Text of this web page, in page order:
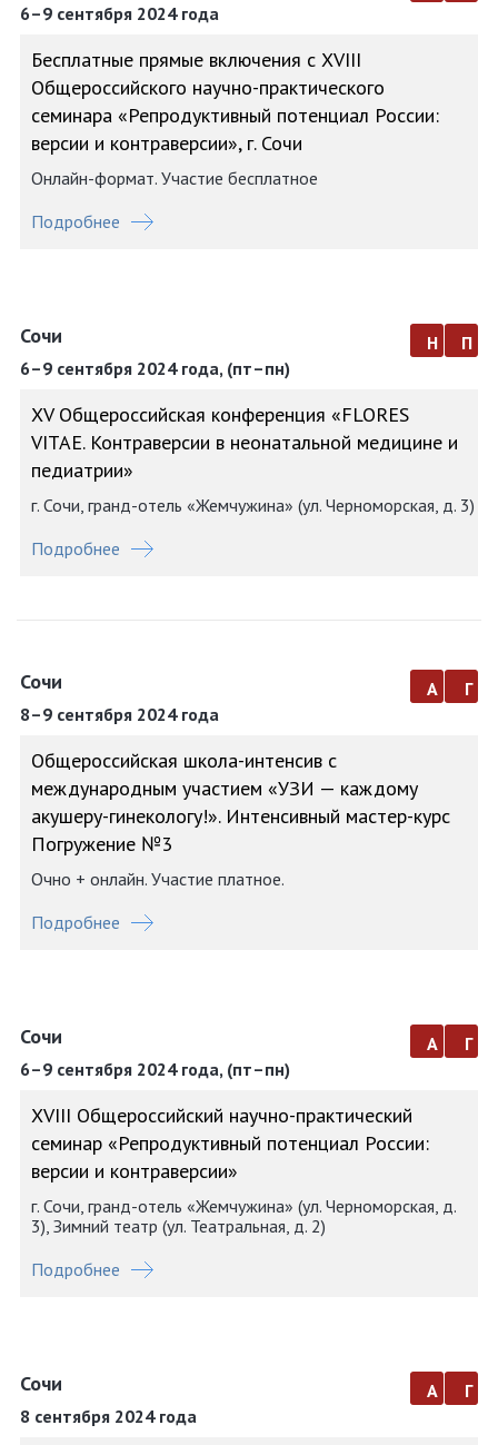
6–9 сентября 2024 года
Бесплатные прямые включения с XVIII
Общероссийского научно-практического
семинара «Репродуктивный потенциал России:
версии и контраверсии», г. Сочи
Онлайн-формат. Участие бесплатное
Подробнее
Сочи
6–9 сентября 2024 года, (пт–пн)
н п
XV Общероссийская конференция «FLORES
VITAE. Контраверсии в неонатальной медицине и
педиатрии»
г. Сочи, гранд-отель «Жемчужина» (ул. Черноморская, д. 3)
Подробнее
Сочи
8–9 сентября 2024 года
а г
Общероссийская школа-интенсив с
международным участием «УЗИ — каждому
акушеру-гинекологу!». Интенсивный мастер-курс
Погружение №3
Очно + онлайн. Участие платное.
Подробнее
Сочи
6–9 сентября 2024 года, (пт–пн)
а г
XVIII Общероссийский научно-практический
семинар «Репродуктивный потенциал России:
версии и контраверсии»
г. Сочи, гранд-отель «Жемчужина» (ул. Черноморская, д.
3), Зимний театр (ул. Театральная, д. 2)
Подробнее
Сочи
8 сентября 2024 года
а г